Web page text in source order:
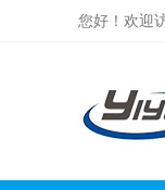
您好！欢迎